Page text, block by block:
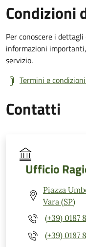
Condizioni
Per conoscere i
informazioni
servizio.
Termini e
Contatti
Ufficio
Piazza
Vara (SP)
(+39) 0187
(+39) 0187